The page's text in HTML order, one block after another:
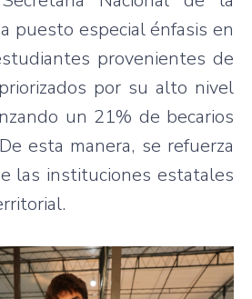
puesto especial énfasis en
provenientes de
por su alto nivel
un 21% de becarios
esta manera, se refuerza
las instituciones estatales